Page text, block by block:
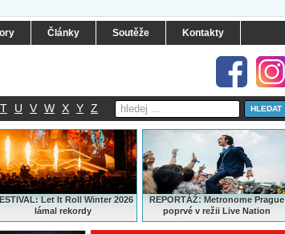
Články Soutěže Kontakty
T U V W X Y Z
Let It Roll Winter 2026
lámal rekordy
REPORTÁŽ:Metronome Prague
poprvé v režii Live Nation